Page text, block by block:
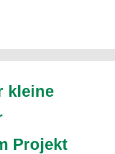
kleine
Projekt